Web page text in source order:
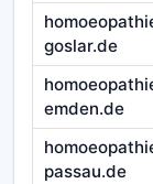
goslar.de
emden.de
passau.de